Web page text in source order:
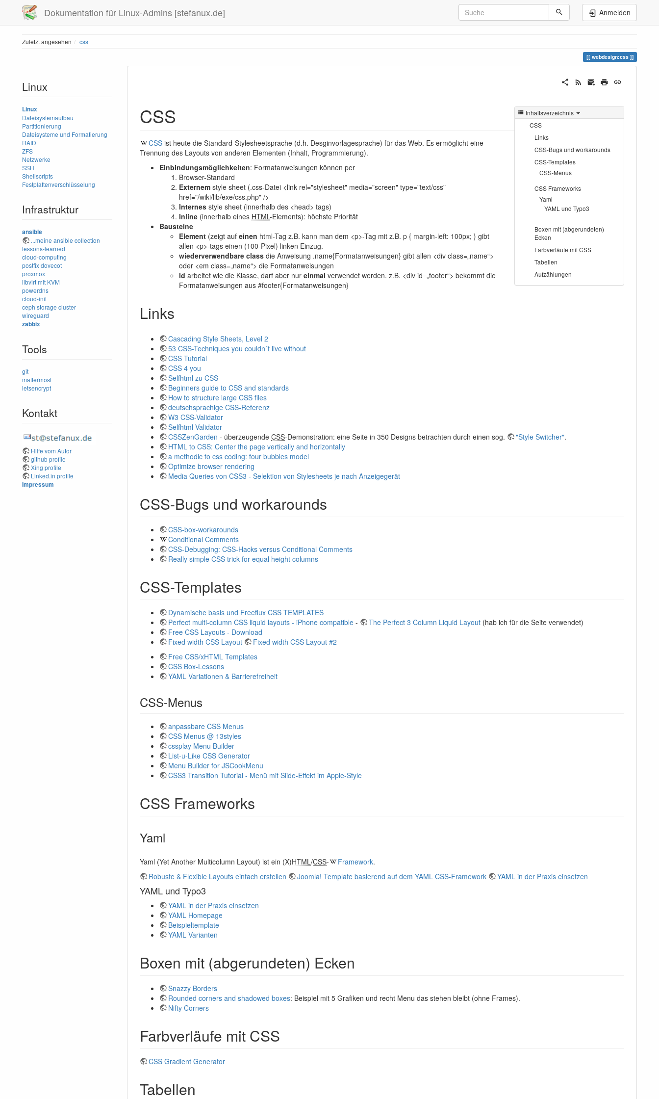
Dokumentation für Linux-Admins [stefanux.de] Anmelden
Zuletzt angesehen css
webdesign:css
Linux
Linux
Dateisystemaufbau
Partitionierung
Dateisysteme und Formatierung
RAID
ZFS
Netzwerke
SSH
Shellscripts
Festplattenverschlüsselung
Infrastruktur
ansible
...meine ansible collection
lessons-learned
cloud-computing
postfixdovecot
proxmox
libvirt mit KVM
powerdns
cloud-init
ceph storage cluster
wireguard
zabbix
Tools
git
mattermost
letsencrypt
Kontakt
Hilfe vom Autor
github profile
Xing profile
Linked.in profile
Impressum
Inhaltsverzeichnis
CSS
Links
CSS-Bugs und workarounds
CSS-Templates
CSS-Menus
CSS Frameworks
Yaml
YAML und Typo3
Boxen mit (abgerundeten)
Ecken
Farbverläufe mit CSS
Tabellen
Aufzählungen
CSS
CSS ist heute die Standard-Stylesheetsprache (d.h. Desginvorlagesprache) für das Web. Es ermöglicht eine
Trennung des Layouts von anderen Elementen (Inhalt, Programmierung).
Einbindungsmöglichkeiten: Formatanweisungen können per
Browser-Standard
Externem style sheet (.css-Datei <link rel="stylesheet" media="screen" type="text/css"
href="/wiki/lib/exe/css.php" />
Internes style sheet (innerhalb des <head> tags)
Inline (innerhalb eines HTML-Elements): höchste Priorität
Bausteine
Element (zeigt auf einen html-Tag z.B. kann man dem <p>-Tag mit z.B. p { margin-left: 100px; } gibt
allen <p>-tags einen (100-Pixel) linken Einzug.
wiederverwendbare class die Anweisung .name{Formatanweisungen} gibt allen <div class=„name“>
oder <em class=„name“> die Formatanweisungen
Id arbeitet wie die Klasse, darf aber nur einmal verwendet werden. z.B. <div id=„footer“> bekommt die
Formatanweisungen aus #footer{Formatanweisungen}
Links
Cascading Style Sheets, Level 2
53 CSS-Techniques you couldn´t live without
CSS Tutorial
CSS 4 you
Selfhtml zu CSS
Beginners guide to CSS and standards
How to structure large CSS files
deutschsprachige CSS-Referenz
W3 CSS-Validator
Selfhtml Validator
CSSZenGarden - überzeugende CSS-Demonstration: eine Seite in 350 Designs betrachten durch einen sog. "Style Switcher".
HTML to CSS: Center the page vertically and horizontally
a methodic to css coding: four bubbles model
Optimize browser rendering
Media Queries von CSS3 - Selektion von Stylesheets je nach Anzeigegerät
CSS-Bugs und workarounds
CSS-box-workarounds
Conditional Comments
CSS-Debugging: CSS-Hacks versus Conditional Comments
Really simple CSS trick for equal height columns
CSS-Templates
Dynamische basis und Freeflux CSS TEMPLATES
Perfect multi-column CSS liquid layouts - iPhone compatible - The Perfect 3 Column Liquid Layout (hab ich für die Seite verwendet)
Free CSS Layouts - Download
Fixed width CSS Layout
Fixed width CSS Layout #2
Free CSS/xHTML Templates
CSS Box-Lessons
YAML Variationen & Barrierefreiheit
CSS-Menus
anpassbare CSS Menus
CSS Menus @ 13styles
cssplay Menu Builder
List-u-Like CSS Generator
Menu Builder for JSCookMenu
CSS3 Transition Tutorial - Menü mit Slide-Effekt im Apple-Style
CSS Frameworks
Yaml
Yaml (Yet Another Multicolumn Layout) ist ein (X)HTML/CSS- Framework.
Robuste & Flexible Layouts einfach erstellen
Joomla! Template basierend auf dem YAML CSS-Framework YAML in der Praxis einsetzen
YAML und Typo3
YAML in der Praxis einsetzen
YAML Homepage
Beispieltemplate
YAML Varianten
Boxen mit (abgerundeten) Ecken
Snazzy Borders
Rounded corners and shadowed boxes: Beispiel mit 5 Grafiken und recht Menu das stehen bleibt (ohne Frames).
Nifty Corners
Farbverläufe mit CSS
CSS Gradient Generator
Tabellen